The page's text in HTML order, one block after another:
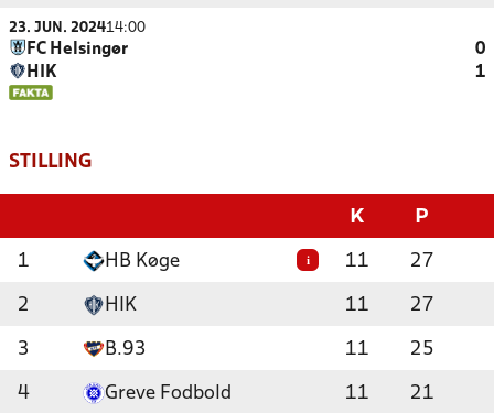
23. JUN. 202414:00
FC Helsingør
0
HIK
1
STILLING
K P
1 HB Køge i 11 27
2 HIK 11 27
3 B.93 11 25
4 Greve Fodbold 11 21